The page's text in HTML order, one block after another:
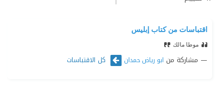
اقتباسات من كتاب إبليس
موطا مالك
مشاركة من ابو رياض حمدان كل الاقتباسات